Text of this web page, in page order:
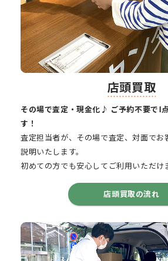
店頭買取
その場で査定・現金化♪ ご予約不要で1
す！
査定担当者が、その場で査定、対面でお
説明いたします。
初めての方でも安心してご利用いただけ
店頭買取の流れ